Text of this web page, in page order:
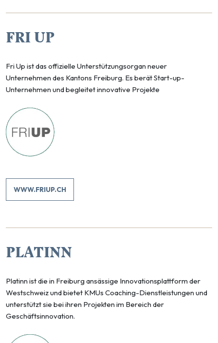
FRI UP
Fri Up ist das offizielle Unterstützungsorgan neuer
Unternehmen des Kantons Freiburg. Es berät Start-up-
Unternehmen und begleitet innovative Projekte
WWW.FRIUP.CH
PLATINN
Platinn ist die in Freiburg ansässige Innovationsplattform der
Westschweiz und bietet KMUs Coaching-Dienstleistungen und
unterstützt sie bei ihren Projekten im Bereich der
Geschäftsinnovation.